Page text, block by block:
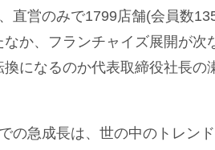
直営のみで1799店舗(会員数
なか、フランチャイズ展開が次
になるのか代表取締役社長の
の急成長は、世の中のトレン